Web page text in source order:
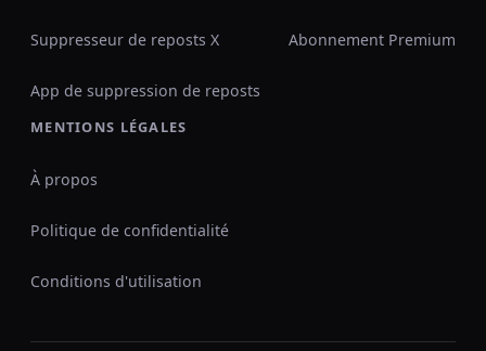
Suppresseur de reposts X
App de suppression de reposts
Abonnement Premium
MENTIONS LÉGALES
À propos
Politique de confidentialité
Conditions d'utilisation